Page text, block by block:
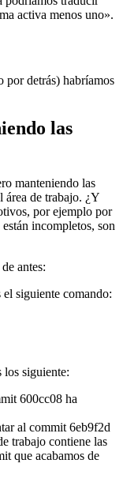
activa menos uno».
por detrás) habríamos
las
manteniendo las
área de trabajo. ¿Y
por ejemplo por
incompletos, son
antes:
el siguiente comando:
los siguiente:
600cc08 ha
al commit 6eb9f2d
trabajo contiene las
que acabamos de